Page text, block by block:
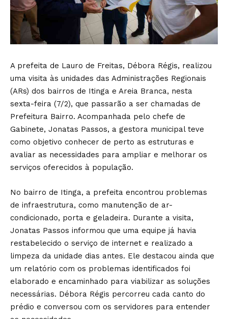
A prefeita de Lauro de Freitas, Débora Régis, realizou
uma visita às unidades das Administrações Regionais
(ARs) dos bairros de Itinga e Areia Branca, nesta
sexta-feira (7/2), que passarão a ser chamadas de
Prefeitura Bairro. Acompanhada pelo chefe de
Gabinete, Jonatas Passos, a gestora municipal teve
como objetivo conhecer de perto as estruturas e
avaliar as necessidades para ampliar e melhorar os
serviços oferecidos à população.
No bairro de Itinga, a prefeita encontrou problemas
de infraestrutura, como manutenção de ar-
condicionado, porta e geladeira. Durante a visita,
Jonatas Passos informou que uma equipe já havia
restabelecido o serviço de internet e realizado a
limpeza da unidade dias antes. Ele destacou ainda que
um relatório com os problemas identificados foi
elaborado e encaminhado para viabilizar as soluções
necessárias. Débora Régis percorreu cada canto do
prédio e conversou com os servidores para entender